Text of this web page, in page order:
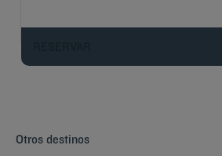
Otros destinos